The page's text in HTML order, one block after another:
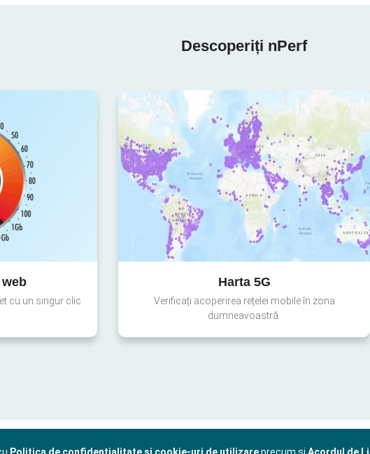
Descoperiți nPerf
cu un singur clic
Harta 5G
Verificați acoperirea rețelei mobile în zona
dumneavoastră.